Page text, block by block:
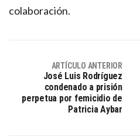
colaboración.
ARTÍCULO ANTERIOR
José Luis Rodríguez
condenado a prisión
perpetua por femicidio de
Patricia Aybar